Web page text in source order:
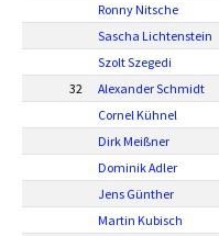
Ronny Nitsche
Sascha Lichtenstein
Szolt Szegedi
32
Alexander Schmidt
Cornel Kühnel
Dirk Meißner
Dominik Adler
Jens Günther
Martin Kubisch